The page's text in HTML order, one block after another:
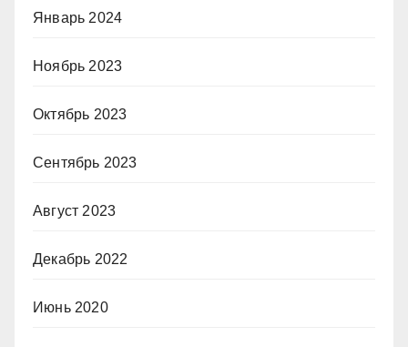
Январь 2024
Ноябрь 2023
Октябрь 2023
Сентябрь 2023
Август 2023
Декабрь 2022
Июнь 2020